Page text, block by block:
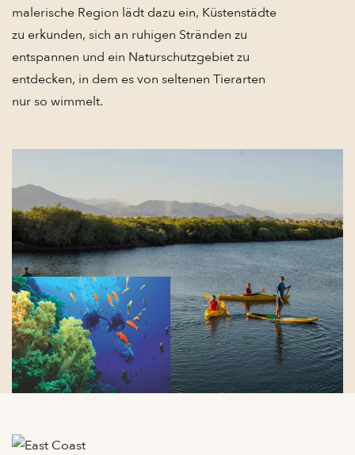
malerische Region lädt dazu ein, Küstenstädte
zu erkunden, sich an ruhigen Stränden zu
entspannen und ein Naturschutzgebiet zu
entdecken, in dem es von seltenen Tierarten
nur so wimmelt.